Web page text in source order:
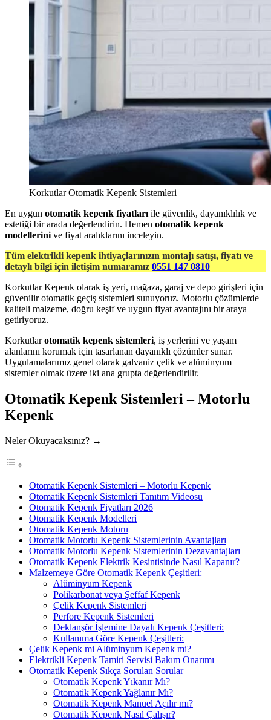
Korkutlar Otomatik Kepenk Sistemleri
En uygun otomatik kepenk fiyatları ile güvenlik, dayanıklılık ve
estetiği bir arada değerlendirin. Hemen otomatik kepenk
modellerini ve fiyat aralıklarını inceleyin.
Tüm elektrikli kepenk ihtiyaçlarınızın montajı satışı, fiyatı ve
detaylı bilgi için iletişim numaramız 0551 147 0810
Korkutlar Kepenk olarak iş yeri, mağaza, garaj ve depo girişleri için
güvenilir otomatik geçiş sistemleri sunuyoruz. Motorlu çözümlerde
kaliteli malzeme, doğru keşif ve uygun fiyat avantajını bir araya
getiriyoruz.
Korkutlarotomatik kepenk sistemleri, iş yerlerini ve yaşam
alanlarını korumak için tasarlanan dayanıklı çözümler sunar.
Uygulamalarımız genel olarak galvaniz çelik ve alüminyum
sistemler olmak üzere iki ana grupta değerlendirilir.
Otomatik Kepenk Sistemleri – Motorlu
Kepenk
Neler Okuyacaksınız? →
Otomatik Kepenk Sistemleri – Motorlu Kepenk
Otomatik Kepenk Sistemleri Tanıtım Videosu
Otomatik Kepenk Fiyatları 2026
Otomatik Kepenk Modelleri
Otomatik Kepenk Motoru
Otomatik Motorlu Kepenk Sistemlerinin Avantajları
Otomatik Motorlu Kepenk Sistemlerinin Dezavantajları
Otomatik Kepenk Elektrik Kesintisinde Nasıl Kapanır?
Malzemeye Göre Otomatik Kepenk Çeşitleri:
Alüminyum Kepenk
Polikarbonat veya Şeffaf Kepenk
Çelik Kepenk Sistemleri
Perfore Kepenk Sistemleri
Deklanşör İşlemine Dayalı Kepenk Çeşitleri:
Kullanıma Göre Kepenk Çeşitleri:
Çelik Kepenk mi Alüminyum Kepenk mi?
Elektrikli Kepenk Tamiri Servisi Bakım Onarımı
Otomatik Kepenk Sıkça Sorulan Sorular
Otomatik Kepenk Yıkanır Mı?
Otomatik Kepenk Yağlanır Mı?
Otomatik Kepenk Manuel Açılır mı?
Otomatik Kepenk Nasıl Çalışır?